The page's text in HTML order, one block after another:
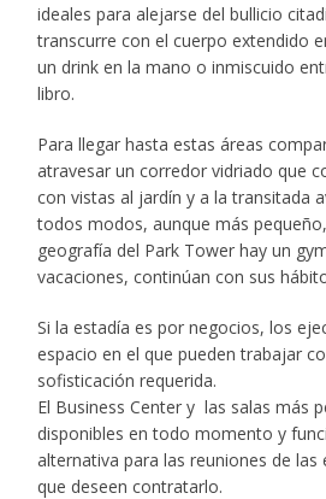
ideales para alejarse del bullicio
transcurre con el cuerpo extendido
un drink en la mano o inmiscuido
libro.
Para llegar hasta estas áreas
atravesar un corredor vidriado que
con vistas al jardín y a la transitada
todos modos, aunque más
geografía del Park Tower hay un
vacaciones, continúan con sus
Si la estadía es por negocios, los
espacio en el que pueden trabajar
sofisticación requerida.
El Business Center y las salas más
disponibles en todo momento y
alternativa para las reuniones de las
que deseen contratarlo.